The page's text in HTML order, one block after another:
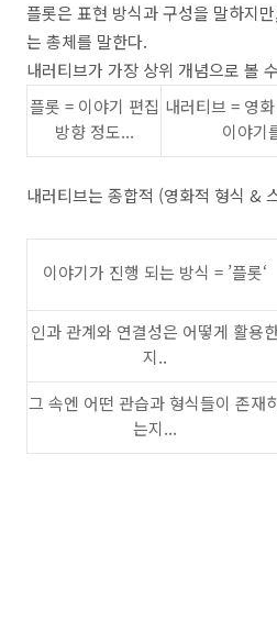
플롯은 표현 방식과 구성을 말하지만
는 총체를 말한다.
내러티브가 가장 상위 개념으로 볼
플롯 = 이야기 편집
방향 정도...
내러티브 = 영
이야기
내러티브는 종합적 (영화적 형식 &
이야기가 진행 되는 방식 = ’플롯‘
인과 관계와 연결성은 어떻게 활용
지..
그 속엔 어떤 관습과 형식들이 존재
는지...